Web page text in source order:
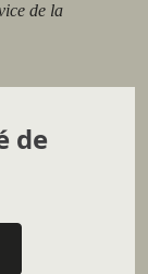
de la
de